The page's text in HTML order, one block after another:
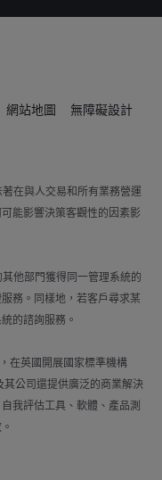
網站地圖 無障礙設計
在與人交易和所有業務營運
能影響決策客觀性的因素影
他部門獲得同一管理系統的
務。同樣地，若客戶尋求某
的諮詢服務。
在英國開展國家標準機構
公司還提供廣泛的商業解決
我評估工具、軟體、產品測